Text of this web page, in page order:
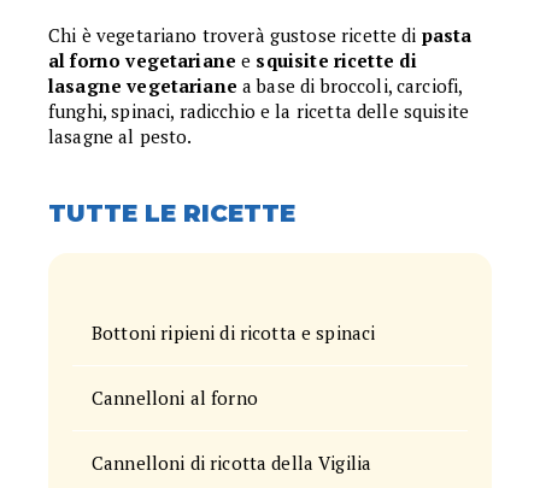
Chi è vegetariano troverà gustose ricette di pasta
al forno vegetariane e squisite ricette di
lasagne vegetariane a base di broccoli, carciofi,
funghi, spinaci, radicchio e la ricetta delle squisite
lasagne al pesto.
TUTTE LE RICETTE
Bottoni ripieni di ricotta e spinaci
Cannelloni al forno
Cannelloni di ricotta della Vigilia